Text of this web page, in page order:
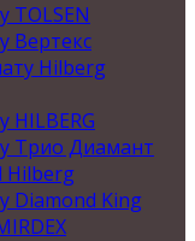
TOLSEN
Вертекс
Hilberg
Трио Диамант
Hilberg
Diamond King